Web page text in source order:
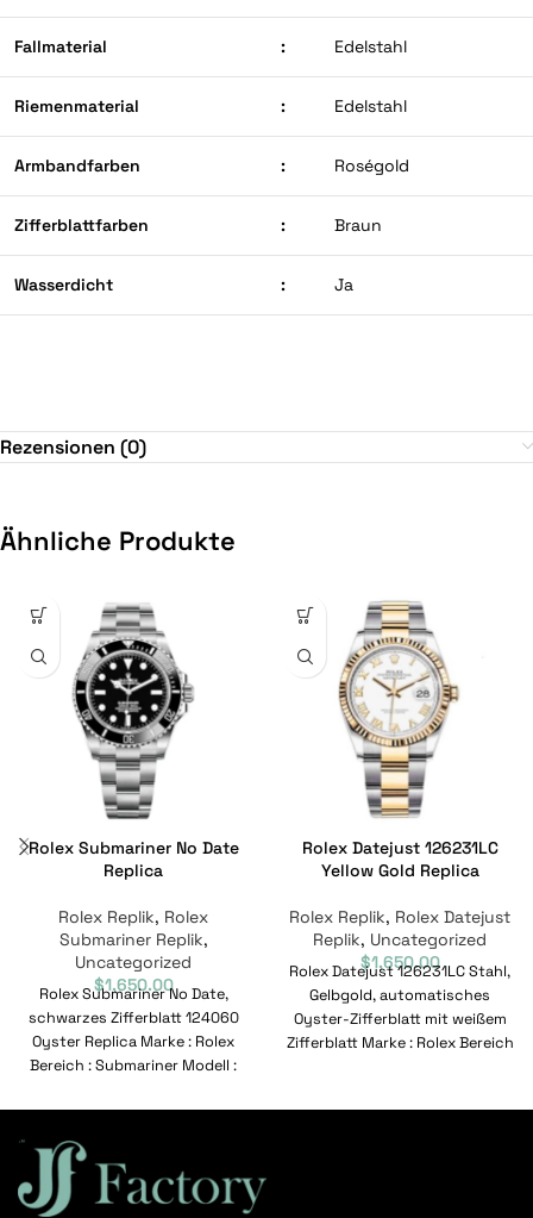
Fallmaterial : Edelstahl
Riemenmaterial : Edelstahl
Armbandfarben : Roségold
Zifferblattfarben : Braun
Wasserdicht : Ja
Rezensionen (0)
Ähnliche Produkte
Rolex Submariner No Date
Replica
Rolex Replik, Rolex
Submariner Replik,
Uncategorized
$1,650.00
Rolex Submariner No Date,
schwarzes Zifferblatt 124060
Oyster Replica Marke : Rolex
Bereich : Submariner Modell :
Rolex Datejust 126231LC
Yellow Gold Replica
Rolex Replik, Rolex Datejust
Replik, Uncategorized
$1,650.00
Rolex Datejust 126231LC Stahl,
Gelbgold, automatisches
Oyster-Zifferblatt mit weißem
Zifferblatt Marke : Rolex Bereich